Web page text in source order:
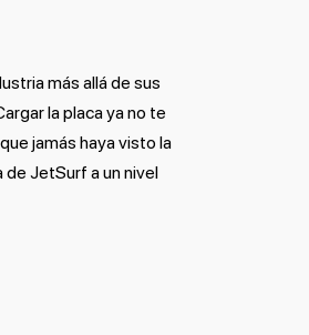
más allá de sus
la placa ya no te
jamás haya visto la
JetSurf a un nivel